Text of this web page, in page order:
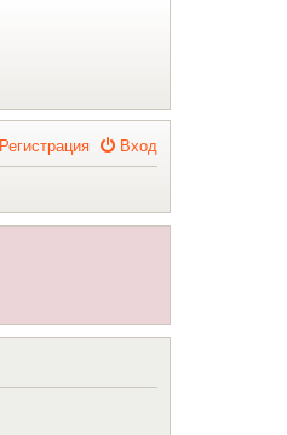
Вход
Регистрация